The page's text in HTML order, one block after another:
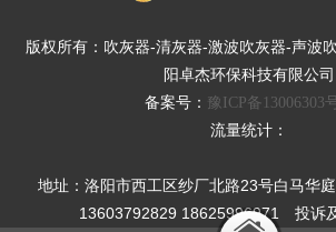
版权所有：吹灰器-清灰器-激波吹灰器-声波
阳卓杰环保科技有限公司
备案号： 豫ICP备13006303
流量统计：
地址：洛阳市西工区纱厂北路23号白马华
13603792829 18625996971 投诉